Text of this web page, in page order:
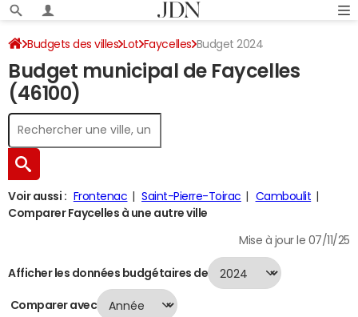
Budgets des villes Lot Faycelles Budget 2024
Budget municipal de Faycelles
(46100)
Voir aussi : Frontenac Saint-Pierre-Toirac
Camboulit
Comparer Faycelles à une autre ville
Mise à jour le 07/11/25
Afficher les données budgétaires de
Comparer avec